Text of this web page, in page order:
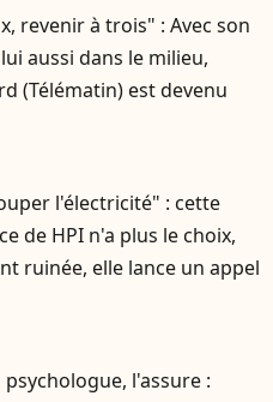
revenir à trois" : Avec son
aussi dans le milieu,
(Télématin) est devenu
l'électricité" : cette
de HPI n'a plus le choix,
ruinée, elle lance un appel
psychologue, l'assure :